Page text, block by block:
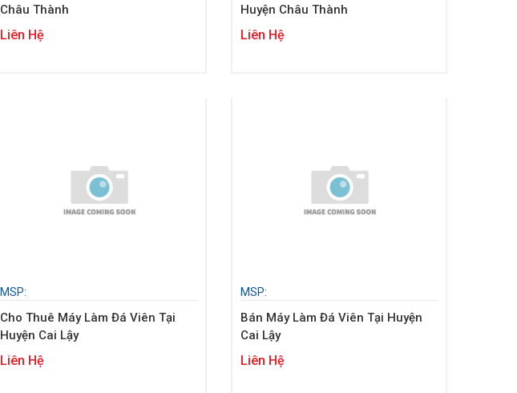
Châu Thành
Liên Hệ
Huyện Châu Thành
Liên Hệ
MSP:
Cho Thuê Máy Làm Đá Viên Tại
Huyện Cai Lậy
Liên Hệ
MSP:
Bán Máy Làm Đá Viên Tại Huyện
Cai Lậy
Liên Hệ